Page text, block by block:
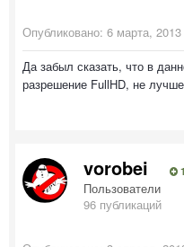
Опубликовано: 6 марта, 2013
Да забыл сказать, что в
разрешение FullHD, не
vorobei
Пользователи
96 публикаций